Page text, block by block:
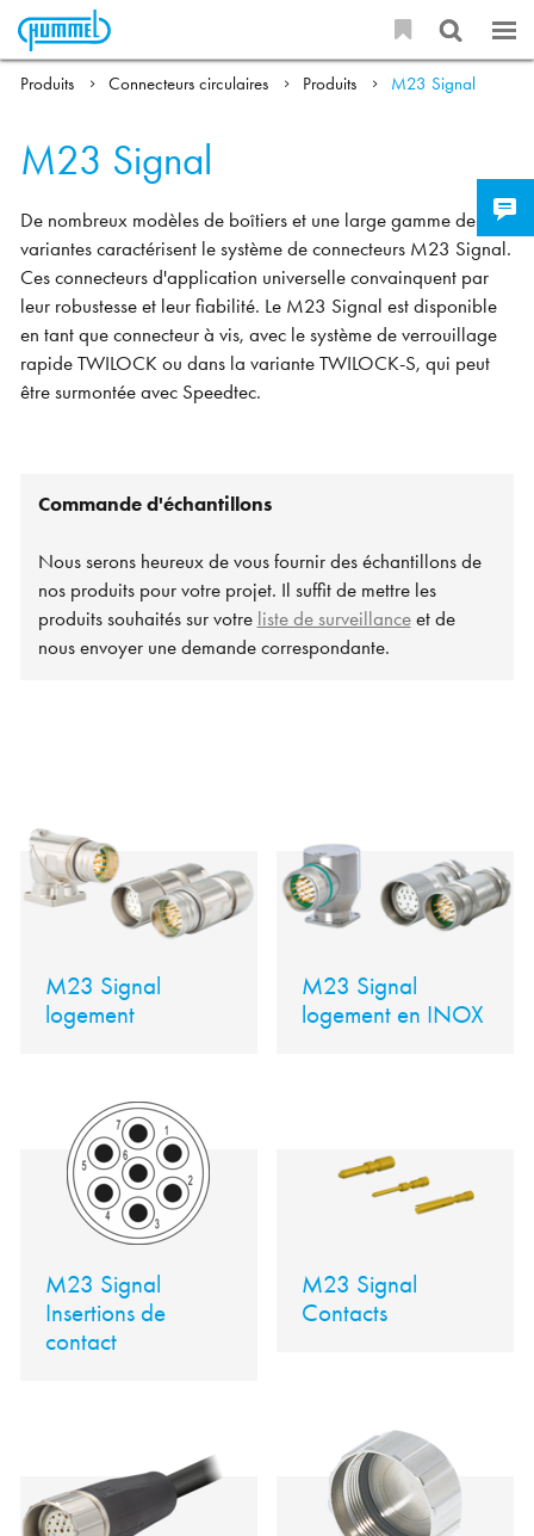
Produits Connecteurs circulaires Produits M23 Signal
M23 Signal
De nombreux modèles de boîtiers et une large gamme de
variantes caractérisent le système de connecteurs M23 Signal.
Ces connecteurs d'application universelle convainquent par
leur robustesse et leur fiabilité. Le M23 Signal est disponible
en tant que connecteur à vis, avec le système de verrouillage
rapide TWILOCK ou dans la variante TWILOCK-S, qui peut
être surmontée avec Speedtec.
Commande d'échantillons
Nous serons heureux de vous fournir des échantillons de
nos produits pour votre projet. Il suffit de mettre les
produits souhaités sur votre liste de surveillanceet de
nous envoyer une demande correspondante.
M23 Signal
logement
M23 Signal
logement en INOX
M23 Signal
Insertions de
contact
M23 Signal
Contacts